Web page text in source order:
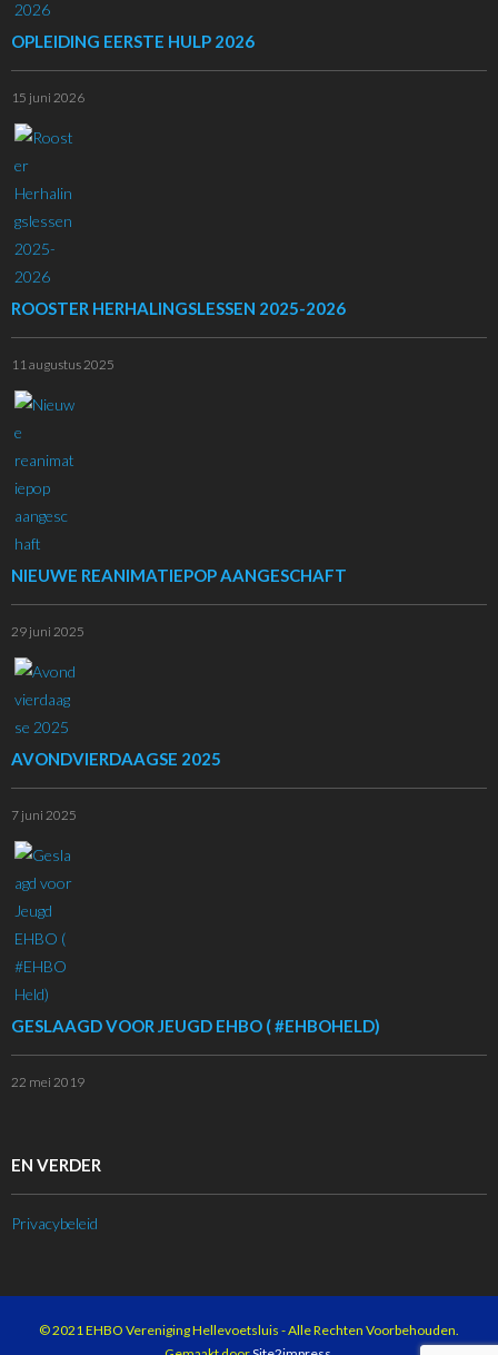
OPLEIDING EERSTE HULP 2026
15 juni 2026
ROOSTER HERHALINGSLESSEN 2025-2026
11 augustus 2025
NIEUWE REANIMATIEPOP AANGESCHAFT
29 juni 2025
AVONDVIERDAAGSE 2025
7 juni 2025
GESLAAGD VOOR JEUGD EHBO ( #EHBOHELD)
22 mei 2019
EN VERDER
Privacybeleid
© 2021 EHBO Vereniging Hellevoetsluis - Alle Rechten Voorbehouden.